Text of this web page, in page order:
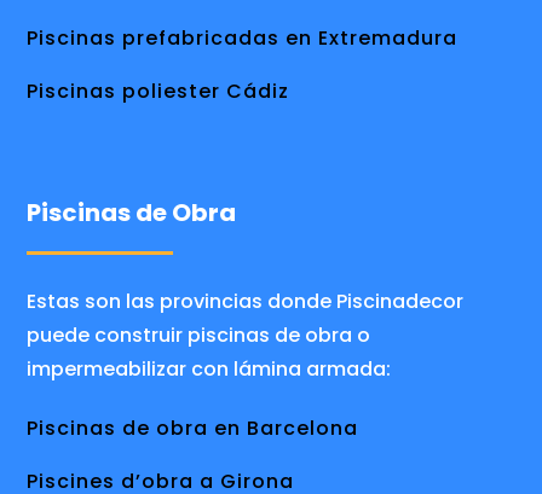
Piscinas prefabricadas en Extremadura
Piscinas poliester Cádiz
Piscinas de Obra
Estas son las provincias donde Piscinadecor
puede construir piscinas de obra o
impermeabilizar con lámina armada:
Piscinas de obra en Barcelona
Piscines d’obra a Girona